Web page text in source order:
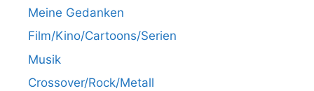
Meine Gedanken
Film/Kino/Cartoons/Serien
Musik
Crossover/Rock/Metall